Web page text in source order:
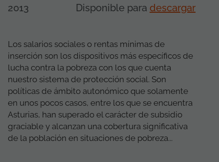
2013 Disponible para descargar
Los salarios sociales o rentas mínimas de
inserción son los dispositivos más específicos de
lucha contra la pobreza con los que cuenta
nuestro sistema de protección social. Son
políticas de ámbito autonómico que solamente
en unos pocos casos, entre los que se encuentra
Asturias, han superado el carácter de subsidio
graciable y alcanzan una cobertura significativa
de la población en situaciones de pobreza...